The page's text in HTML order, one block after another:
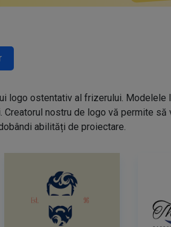
logo ostentativ al frizerului.
nostru de logo vă permite
abilități de proiectare.